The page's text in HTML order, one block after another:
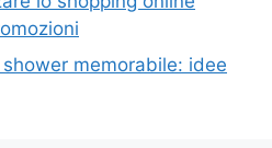
memorabile: idee